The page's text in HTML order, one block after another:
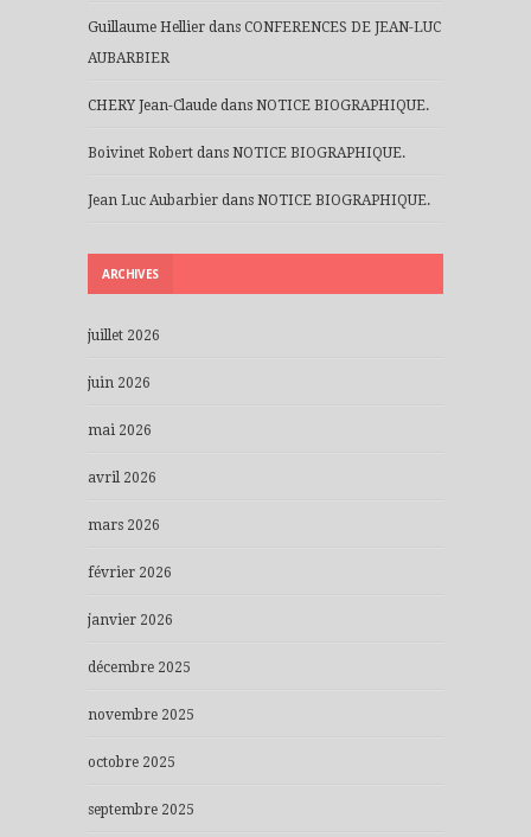
Guillaume Hellier dans CONFERENCES DE JEAN-LUC
AUBARBIER
CHERY Jean-Claude dans NOTICE BIOGRAPHIQUE.
Boivinet Robert dans NOTICE BIOGRAPHIQUE.
Jean Luc Aubarbier dans NOTICE BIOGRAPHIQUE.
ARCHIVES
juillet 2026
juin 2026
mai 2026
avril 2026
mars 2026
février 2026
janvier 2026
décembre 2025
novembre 2025
octobre 2025
septembre 2025